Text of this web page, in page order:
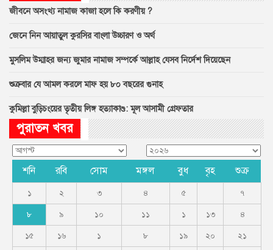
জীবনে অসংখ্য নামাজ কাজা হলে কি করণীয় ?
জেনে নিন আয়াতুল কুরসির বাংলা উচ্চারণ ও অর্থ
মুসলিম উম্মাহর জন্য জুমার নামাজ সম্পর্কে আল্লাহ যেসব নির্দেশ দিয়েছেন
শুক্রবার যে আমল করলে মাফ হয় ৮০ বছরের গুনাহ
কুমিল্লা বুড়িচংয়ের তৃতীয় লিঙ্গ হত্যাকাণ্ড: মূল আসামী গ্রেফতার
পুরাতন খবর
শনি রবি সোম মঙ্গল বুধ বৃহ শুক্র
১ ২ ৩ ৪ ৫ ৭
৮ ৯ ১০ ১১ ১ ১৩ ৪
১৫ ১৬ ১ ৮ ১৯ ২০ ২১